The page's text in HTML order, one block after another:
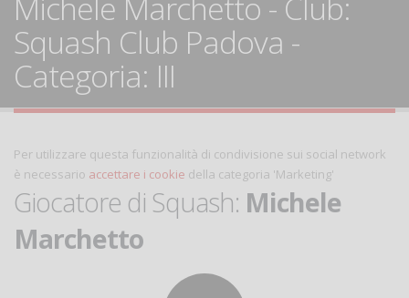
Squash Club Padova -
Categoria: III
Per utilizzare questa funzionalità di condivisione sui social network
è necessario accettare i cookie della categoria 'Marketing'
Giocatore di Squash: Michele
Marchetto